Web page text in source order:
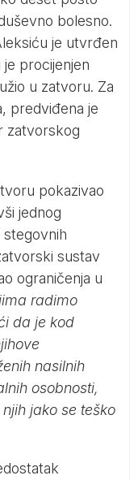
bolesno.
je utvrđen
procijenjen
u zatvoru. Za
predviđena je
zatvorskog
pokazivao
jednog
stegovnih
sustav
ograničenja u
radimo
da je kod
nasilnih
osobnosti,
jako se teško